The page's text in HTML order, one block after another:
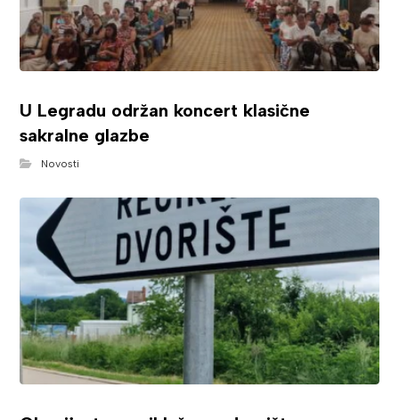
U Legradu održan koncert klasične
sakralne glazbe
Novosti